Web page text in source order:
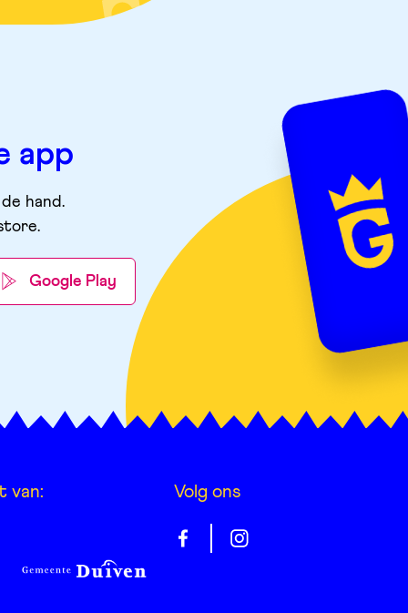
app
hand.
.
Google Play
van: Volg ons
Gelrepas